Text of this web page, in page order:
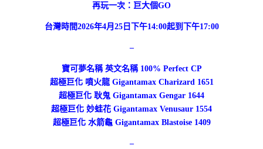
再玩一次：巨大個GO
台灣時間2026年4月25日下午14:00起到下午17:00
–
寶可夢名稱 英文名稱 100% Perfect CP
超極巨化 噴火龍 Gigantamax Charizard 1651
超極巨化 耿鬼 Gigantamax Gengar 1644
超極巨化 妙蛙花 Gigantamax Venusaur 1554
超極巨化 水箭龜 Gigantamax Blastoise 1409
–